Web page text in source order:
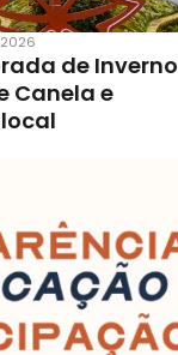
de Inverno
Canela e